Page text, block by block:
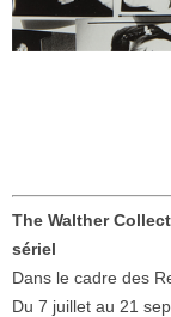
The Walther
sériel
Dans le cadre des
Du 7 juillet au 21